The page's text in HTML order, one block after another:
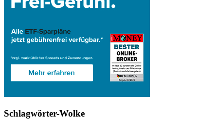
Schlagwörter-Wolke